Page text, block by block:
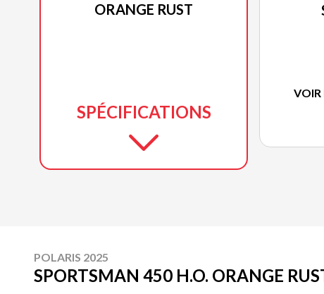
ORANGE RUST
SPÉCIFICATIONS
VOIR
POLARIS 2025
SPORTSMAN 450 H.O. ORANGE